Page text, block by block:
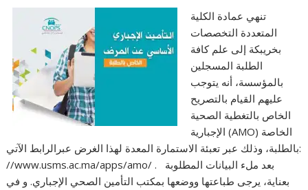
تنهي عمادة الكلية
المتعددة التخصصات
بخريبكة إلى علم كافة
الطلبة المسجلين
بالمؤسسة، أنه يتوجب
عليهم القيام بالتصريح
الخاص بالتغطية الصحية
الإجبارية (AMO) الخاصة
بالطلبة، وذلك عبر تعبئة الاستمارة المعدة لهذا الغرض عبرالرابط الآتي:
//www.usms.ac.ma/apps/amo/ . بعد ملء البيانات المطلوبة
بعناية، يرجى طباعتها ووضعها بمكتب التأمين الصحي الإجباري. و في